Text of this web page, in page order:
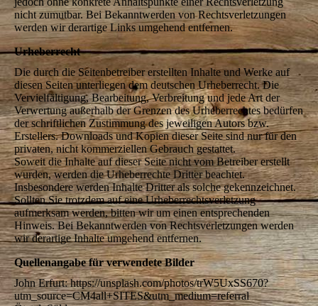
nicht zumutbar. Bei Bekanntwerden von Rechtsverletzungen
werden wir derartige Links umgehend entfernen.
Urheberrecht
Die durch die Seitenbetreiber erstellten Inhalte und Werke auf
diesen Seiten unterliegen dem deutschen Urheberrecht. Die
Vervielfältigung, Bearbeitung, Verbreitung und jede Art der
Verwertung außerhalb der Grenzen des Urheberrechtes bedürfen
der schriftlichen Zustimmung des jeweiligen Autors bzw.
Erstellers. Downloads und Kopien dieser Seite sind nur für den
privaten, nicht kommerziellen Gebrauch gestattet.
Soweit die Inhalte auf dieser Seite nicht vom Betreiber erstellt
wurden, werden die Urheberrechte Dritter beachtet.
Insbesondere werden Inhalte Dritter als solche gekennzeichnet.
Sollten Sie trotzdem auf eine Urheberrechtsverletzung
aufmerksam werden, bitten wir um einen entsprechenden
Hinweis. Bei Bekanntwerden von Rechtsverletzungen werden
wir derartige Inhalte umgehend entfernen.
Quellenangabe für verwendete Bilder
John Erfurt: https://unsplash.com/photos/trW5UxSS670?
utm_source=CM4all+SITES&utm_medium=referral